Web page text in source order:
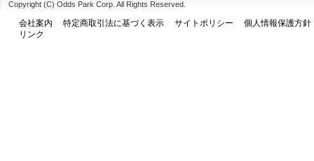
Copyright (C) Odds Park Corp. All Rights Reserved.
会社案内 特定商取引法に基づく表示 サイトポリシー
個人情報保護方針
リンク